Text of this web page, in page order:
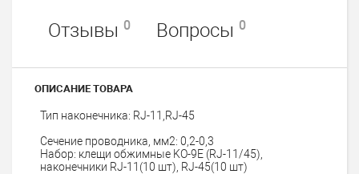
Отзывы 0 Вопросы 0
ОПИСАНИЕ ТОВАРА
Тип наконечника: RJ-11,RJ-45
Сечение проводника, мм2: 0,2-0,3
Набор: клещи обжимные KO-9E (RJ-11/45),
наконечники RJ-11(10 шт), RJ-45(10 шт)